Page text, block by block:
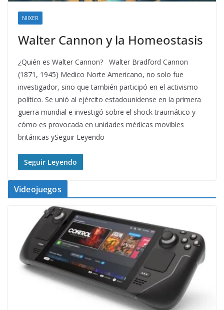
NIIXER
Walter Cannon y la Homeostasis
¿Quién es Walter Cannon? Walter Bradford Cannon
(1871, 1945) Medico Norte Americano, no solo fue
investigador, sino que también participó en el activismo
político. Se unió al ejército estadounidense en la primera
guerra mundial e investigó sobre el shock traumático y
cómo es provocada en unidades médicas movibles
británicas ySeguir Leyendo
Seguir Leyendo
Videojuegos